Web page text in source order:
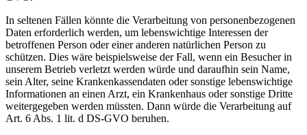
In seltenen Fällen könnte die Verarbeitung von personenbezogenen
Daten erforderlich werden, um lebenswichtige Interessen der
betroffenen Person oder einer anderen natürlichen Person zu
schützen. Dies wäre beispielsweise der Fall, wenn ein Besucher in
unserem Betrieb verletzt werden würde und daraufhin sein Name,
sein Alter, seine Krankenkassendaten oder sonstige lebenswichtige
Informationen an einen Arzt, ein Krankenhaus oder sonstige Dritte
weitergegeben werden müssten. Dann würde die Verarbeitung auf
Art. 6 Abs. 1 lit. d DS-GVO beruhen.